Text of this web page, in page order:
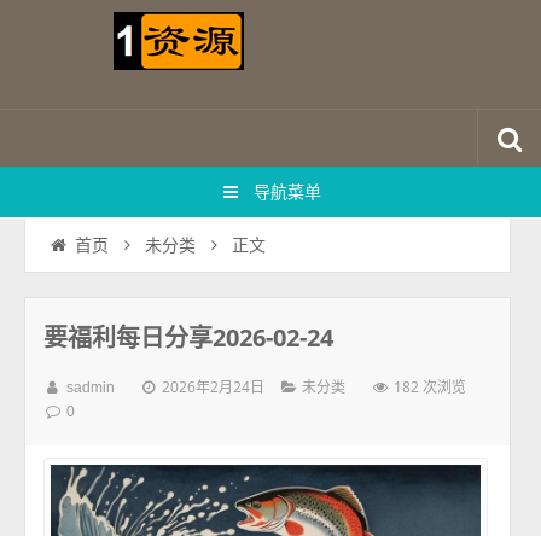
导航菜单
首页 未分类 正文
要福利每日分享2026-02-24
sadmin 2026年2月24日 未分类 182 次浏览
0